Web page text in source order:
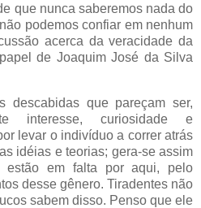
que nunca saberemos nada do
podemos confiar em nenhum
acerca da veracidade da
de Joaquim José da Silva
descabidas que pareçam ser,
interesse, curiosidade e
levar o indivíduo a correr atrás
idéias e teorias; gera-se assim
estão em falta por aqui, pelo
desse gênero. Tiradentes não
sabem disso. Penso que ele